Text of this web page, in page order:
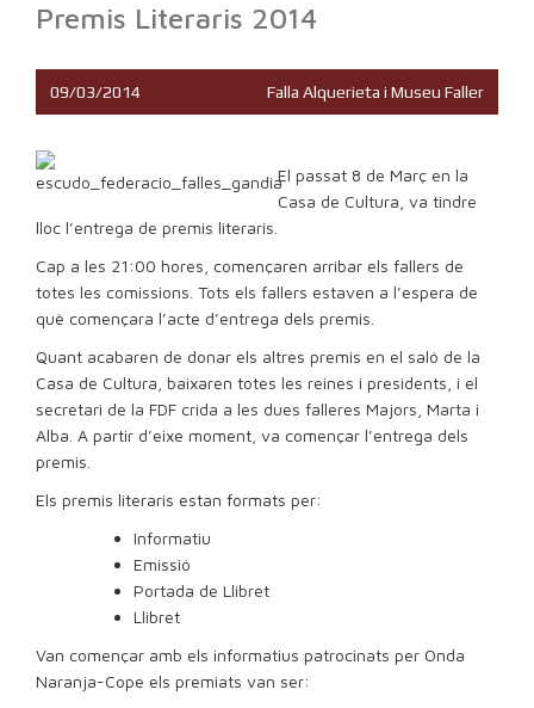
Premis Literaris 2014
09/03/2014 Falla Alquerieta i Museu Faller
El passat 8 de Març en la
Casa de Cultura, va tindre
lloc l’entrega de premis literaris.
Cap a les 21:00 hores, començaren arribar els fallers de
totes les comissions. Tots els fallers estaven a l’espera de
què començara l’acte d’entrega dels premis.
Quant acabaren de donar els altres premis en el saló de la
Casa de Cultura, baixaren totes les reines i presidents, i el
secretari de la FDF crida a les dues falleres Majors, Marta i
Alba. A partir d’eixe moment, va començar l’entrega dels
premis.
Els premis literaris estan formats per:
Informatiu
Emissió
Portada de Llibret
Llibret
Van començar amb els informatius patrocinats per Onda
Naranja-Cope els premiats van ser: